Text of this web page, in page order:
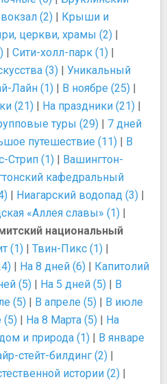
(2) | Крыши и
церкви, храмы (2) |
| Сити-холл-парк (1) |
(3) | Уникальный
Лайн (1) | В ноябре (25) |
(21) | На праздники (21) |
туры (29) | 7 дней
путешествие (11) | В
Стрип (1) | Вашингтон-
кафедральный
| Ниагарский водопад (3) |
«Аллея славы» (1) |
национальный
(1) | Твин-Пикс (1) |
| На 8 дней (6) | Капитолий
(5) | На 5 дней (5) | В
(5) | В апреле (5) | В июле
(5) | На 8 Марта (5) | На
и природа (1) | В январе
стейт-билдинг (2) |
истории (2) |